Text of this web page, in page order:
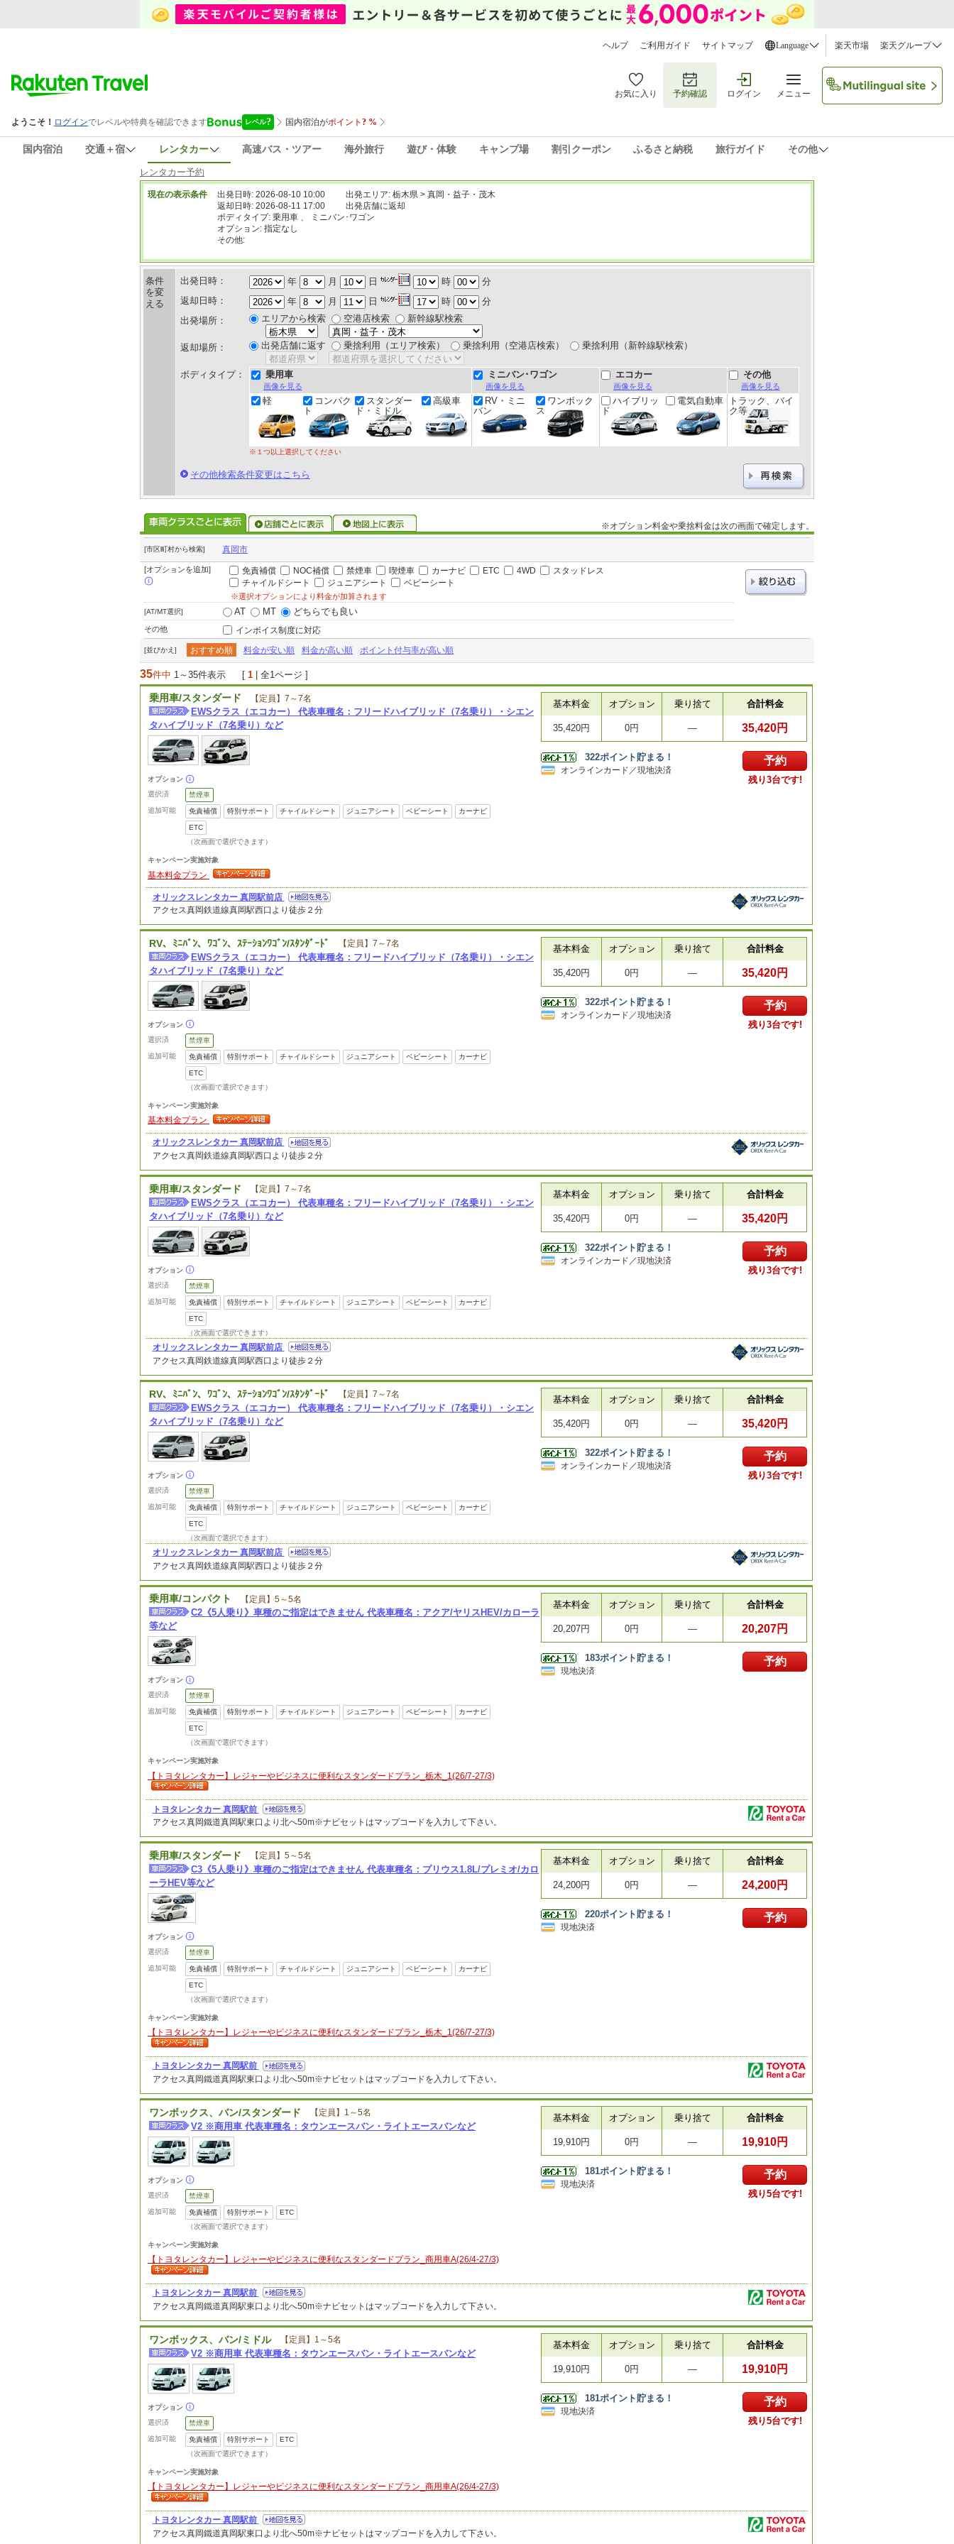
ヘルプ ご利用ガイド サイトマップ Language 楽天市場 楽天グループ
お気に入り 予約確認 ログイン メニュー
国内宿泊 交通＋宿 レンタカー 高速バス・ツアー 海外旅行 遊び・体験 キャンプ場 割引クーポン ふるさと納税 旅行ガイド その他
レンタカー予約
現在の表示条件 出発日時: 2026-08-10 10:00
出発エリア: 栃木県 > 真岡・益子・茂木
返却日時: 2026-08-11 17:00
出発店舗に返却
ボディタイプ: 乗用車 、 ミニバン･ワゴン
オプション: 指定なし
その他:
条件
を変
える
出発日時： 年 月 日 時
分
返却日時：
年 月 日 時
分
出発場所：
エリアから検索 空港店検索 新幹線駅検索
返却場所： 出発店舗に返す 乗捨利用（エリア検索） 乗捨利用（空港店検索） 乗捨利用（新幹線駅検索）
ボディタイプ： 乗用車
画像を見る
ミニバン･ワゴン
画像を見る
エコカー
画像を見る
その他
画像を見る
軽
コンパク
ト
スタンダー
ド・ミドル
高級車
RV・ミニ
バン
ワンボック
ス
ハイブリッ
ド
電気自動車
トラック、バイ
ク等
※１つ以上選択してください
その他検索条件変更はこちら
※オプション料金や乗捨料金は次の画面で確定します。
[市区町村から検索] 真岡市
[オプションを追加] 免責補償 NOC補償 禁煙車 喫煙車 カーナビ ETC 4WD
スタッドレス
チャイルドシート
ジュニアシート ベビーシート
※選択オプションにより料金が加算されます
[AT/MT選択] AT MT どちらでも良い
その他 インボイス制度に対応
[並びかえ] おすすめ順 料金が安い順 料金が高い順 ポイント付与率が高い順
35件中 1～35件表示 [ 1 | 全1ページ ]
乗用車/スタンダード 【定員】7～7名
EWSクラス（エコカー） 代表車種名：フリードハイブリッド（7名乗り）・シエン
タハイブリッド（7名乗り）など
基本料金 オプション 乗り捨て 合計料金
35,420円 0円 ― 35,420円
予約
残り3台です!
322ポイント貯まる！
オンラインカード／現地決済
オプション
選択済
禁煙車
追加可能
免責補償 特別サポート チャイルドシート ジュニアシート ベビーシート カーナビ
ETC
（次画面で選択できます）
キャンペーン実施対象
基本料金プラン
オリックスレンタカー 真岡駅前店
アクセス真岡鉄道線真岡駅西口より徒歩２分
RV、ﾐﾆﾊﾞﾝ、ﾜｺﾞﾝ、ｽﾃｰｼｮﾝﾜｺﾞﾝ/ｽﾀﾝﾀﾞｰﾄﾞ 【定員】7～7名
EWSクラス（エコカー） 代表車種名：フリードハイブリッド（7名乗り）・シエン
タハイブリッド（7名乗り）など
基本料金 オプション 乗り捨て 合計料金
35,420円 0円 ― 35,420円
予約
残り3台です!
322ポイント貯まる！
オンラインカード／現地決済
オプション
選択済
禁煙車
追加可能
免責補償 特別サポート チャイルドシート ジュニアシート ベビーシート カーナビ
ETC
（次画面で選択できます）
キャンペーン実施対象
基本料金プラン
オリックスレンタカー 真岡駅前店
アクセス真岡鉄道線真岡駅西口より徒歩２分
乗用車/スタンダード 【定員】7～7名
EWSクラス（エコカー） 代表車種名：フリードハイブリッド（7名乗り）・シエン
タハイブリッド（7名乗り）など
基本料金 オプション 乗り捨て 合計料金
35,420円 0円 ― 35,420円
予約
残り3台です!
322ポイント貯まる！
オンラインカード／現地決済
オプション
選択済
禁煙車
追加可能
免責補償 特別サポート チャイルドシート ジュニアシート ベビーシート カーナビ
ETC
（次画面で選択できます）
オリックスレンタカー 真岡駅前店
アクセス真岡鉄道線真岡駅西口より徒歩２分
RV、ﾐﾆﾊﾞﾝ、ﾜｺﾞﾝ、ｽﾃｰｼｮﾝﾜｺﾞﾝ/ｽﾀﾝﾀﾞｰﾄﾞ 【定員】7～7名
EWSクラス（エコカー） 代表車種名：フリードハイブリッド（7名乗り）・シエン
タハイブリッド（7名乗り）など
基本料金 オプション 乗り捨て 合計料金
35,420円 0円 ― 35,420円
予約
残り3台です!
322ポイント貯まる！
オンラインカード／現地決済
オプション
選択済
禁煙車
追加可能
免責補償 特別サポート チャイルドシート ジュニアシート ベビーシート カーナビ
ETC
（次画面で選択できます）
オリックスレンタカー 真岡駅前店
アクセス真岡鉄道線真岡駅西口より徒歩２分
乗用車/コンパクト 【定員】5～5名
C2《5人乗り》車種のご指定はできません 代表車種名：アクア/ヤリスHEV/カローラ
等など
基本料金 オプション 乗り捨て 合計料金
20,207円 0円 ― 20,207円
予約
183ポイント貯まる！
現地決済
オプション
選択済
禁煙車
追加可能
免責補償 特別サポート チャイルドシート ジュニアシート ベビーシート カーナビ
ETC
（次画面で選択できます）
キャンペーン実施対象
【トヨタレンタカー】レジャーやビジネスに便利なスタンダードプラン_栃木_1(26/7-27/3)
トヨタレンタカー 真岡駅前
アクセス真岡鐵道真岡駅東口より北へ50m※ナビセットはマップコードを入力して下さい。
乗用車/スタンダード 【定員】5～5名
C3《5人乗り》車種のご指定はできません 代表車種名：プリウス1.8L/プレミオ/カロ
ーラHEV等など
基本料金 オプション 乗り捨て 合計料金
24,200円 0円 ― 24,200円
予約
220ポイント貯まる！
現地決済
オプション
選択済
禁煙車
追加可能
免責補償 特別サポート チャイルドシート ジュニアシート ベビーシート カーナビ
ETC
（次画面で選択できます）
キャンペーン実施対象
【トヨタレンタカー】レジャーやビジネスに便利なスタンダードプラン_栃木_1(26/7-27/3)
トヨタレンタカー 真岡駅前
アクセス真岡鐵道真岡駅東口より北へ50m※ナビセットはマップコードを入力して下さい。
ワンボックス、バン/スタンダード 【定員】1～5名
V2 ※商用車 代表車種名：タウンエースバン・ライトエースバンなど
基本料金 オプション 乗り捨て 合計料金
19,910円 0円 ― 19,910円
予約
残り5台です!
181ポイント貯まる！
現地決済
オプション
選択済
禁煙車
追加可能
免責補償 特別サポート
ETC
（次画面で選択できます）
キャンペーン実施対象
【トヨタレンタカー】レジャーやビジネスに便利なスタンダードプラン_商用車A(26/4-27/3)
トヨタレンタカー 真岡駅前
アクセス真岡鐵道真岡駅東口より北へ50m※ナビセットはマップコードを入力して下さい。
ワンボックス、バン/ミドル 【定員】1～5名
V2 ※商用車 代表車種名：タウンエースバン・ライトエースバンなど
基本料金 オプション 乗り捨て 合計料金
19,910円 0円 ― 19,910円
予約
残り5台です!
181ポイント貯まる！
現地決済
オプション
選択済
禁煙車
追加可能
免責補償 特別サポート
ETC
（次画面で選択できます）
キャンペーン実施対象
【トヨタレンタカー】レジャーやビジネスに便利なスタンダードプラン_商用車A(26/4-27/3)
トヨタレンタカー 真岡駅前
アクセス真岡鐵道真岡駅東口より北へ50m※ナビセットはマップコードを入力して下さい。